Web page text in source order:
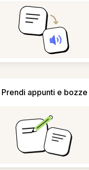
Prendi appunti e bozze